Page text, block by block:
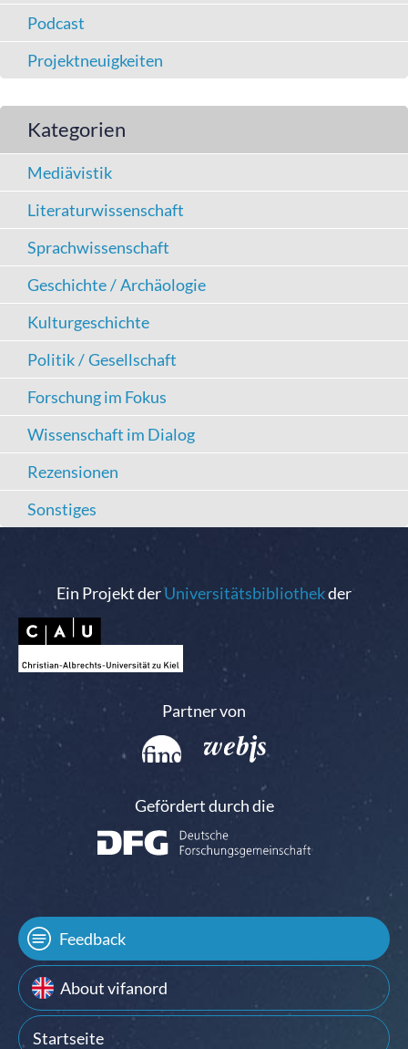
Podcast
Projektneuigkeiten
Kategorien
Mediävistik
Literaturwissenschaft
Sprachwissenschaft
Geschichte / Archäologie
Kulturgeschichte
Politik / Gesellschaft
Forschung im Fokus
Wissenschaft im Dialog
Rezensionen
Sonstiges
Ein Projekt derUniversitätsbibliothekder
Partner von
Gefördert durch die
Feedback
About vifanord
Startseite